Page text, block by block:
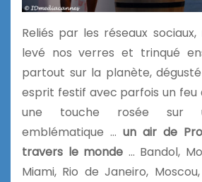
Reliés par les réseaux
levé nos verres et trinqué
partout sur la planète,
esprit festif avec parfois un feu
une touche rosée sur
emblématique … un air de
travers le monde … Bandol,
Miami, Rio de Janeiro,